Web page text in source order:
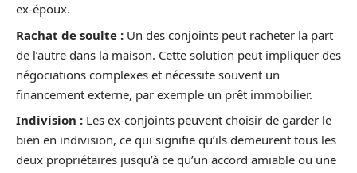
ex-époux.
Rachat de soulte : Un des conjoints peut racheter la part
de l’autre dans la maison. Cette solution peut impliquer des
négociations complexes et nécessite souvent un
financement externe, par exemple un prêt immobilier.
Indivision : Les ex-conjoints peuvent choisir de garder le
bien en indivision, ce qui signifie qu’ils demeurent tous les
deux propriétaires jusqu’à ce qu’un accord amiable ou une